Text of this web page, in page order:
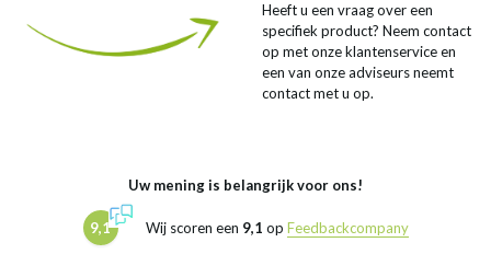
Heeft u een vraag over een
specifiek product? Neem contact
op met onze klantenservice en
een van onze adviseurs neemt
contact met u op.
Uw mening is belangrijk voor ons!
9,1 Wij scoren een 9,1 op Feedbackcompany